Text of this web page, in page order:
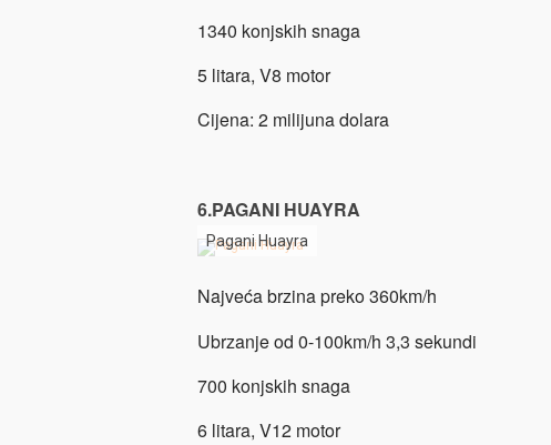
1340 konjskih snaga
5 litara, V8 motor
Cijena: 2 milijuna dolara
6.PAGANI HUAYRA
Pagani Huayra
Najveća brzina preko 360km/h
Ubrzanje od 0-100km/h 3,3 sekundi
700 konjskih snaga
6 litara, V12 motor